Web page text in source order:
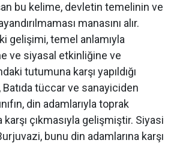
bu kelime, devletin temelinin ve
manasını alır.
gelişimi, temel anlamıyla
ve siyasal etkinliğine ve
tutumuna karşı yapıldığı
tüccar ve sanayiciden
din adamlarıyla toprak
karşı çıkmasıyla gelişmiştir. Siyasi
bunu din adamlarına karşı